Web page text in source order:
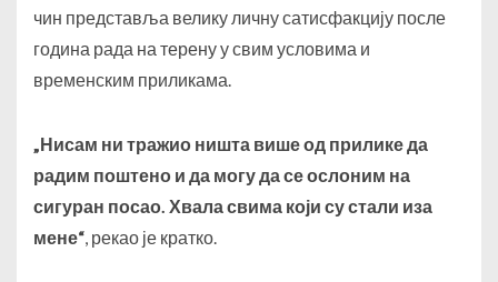
чин представља велику личну сатисфакцију после
година рада на терену у свим условима и
временским приликама.
„Нисам ни тражио ништа више од прилике да
радим поштено и да могу да се ослоним на
сигуран посао. Хвала свима који су стали иза
мене“, рекао је кратко.